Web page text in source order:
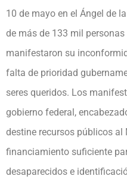
10 de mayo en el Ángel de
de más de 133 mil
manifestaron su
falta de prioridad
seres queridos. Los
gobierno federal,
destine recursos públicos al
financiamiento suficiente
desaparecidos e